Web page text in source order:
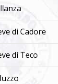
di Cadore
di Teco